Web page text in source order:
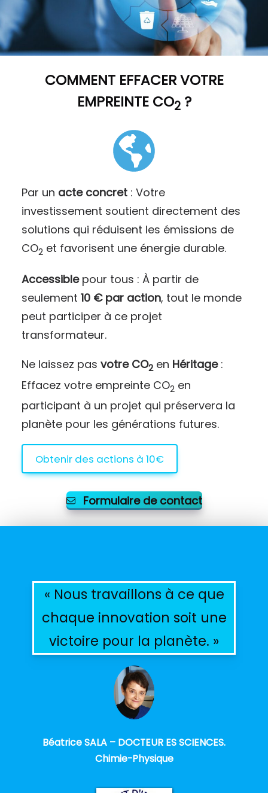
COMMENT EFFACER VOTRE
EMPREINTE CO2?
Par un acte concret: Votre
investissement soutient directement des
solutions qui réduisent les émissions de
CO2 et favorisent une énergie durable.
Accessiblepour tous : À partir de
seulement 10 € par action, tout le monde
peut participer à ce projet
transformateur.
Ne laissez pas votre CO2en Héritage:
Effacez votre empreinte CO2 en
participant à un projet qui préservera la
planète pour les générations futures.
Obtenir des actions à 10€
Formulaire de contact
« Nous travaillons à ce que
chaque innovation soit une
victoire pour la planète. »
Béatrice SALA – DOCTEUR ES SCIENCES.
Chimie-Physique